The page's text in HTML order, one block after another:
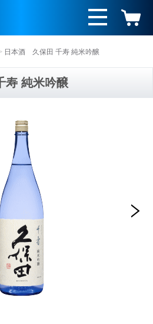
日本酒 久保田 千寿 純米吟醸
純米吟醸